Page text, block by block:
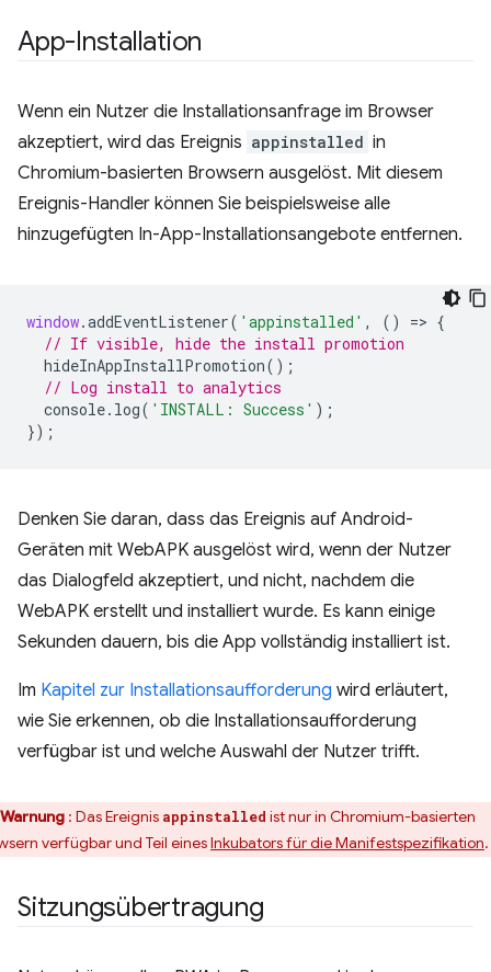
App-Installation
Wenn ein Nutzer die Installationsanfrage im Browser
akzeptiert, wird das Ereignis appinstalled in
Chromium-basierten Browsern ausgelöst. Mit diesem
Ereignis-Handler können Sie beispielsweise alle
hinzugefügten In-App-Installationsangebote entfernen.
window.addEventListener( 'appinstalled' , () => {
// If visible, hide the install promotion
hideInAppInstallPromotion();
// Log install to analytics
console. log( 'INSTALL: Success' );
});
Denken Sie daran, dass das Ereignis auf Android-
Geräten mit WebAPK ausgelöst wird, wenn der Nutzer
das Dialogfeld akzeptiert, und nicht, nachdem die
WebAPK erstellt und installiert wurde. Es kann einige
Sekunden dauern, bis die App vollständig installiert ist.
Im Kapitel zur Installationsaufforderung wird erläutert,
wie Sie erkennen, ob die Installationsaufforderung
verfügbar ist und welche Auswahl der Nutzer trifft.
Warnung : Das Ereignis appinstalled ist nur in Chromium-basierten
verfügbar und Teil einesInkubators für die Manifestspezifikation.
Sitzungsübertragung